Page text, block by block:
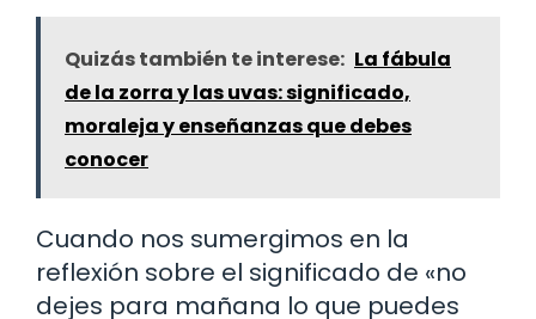
Quizás también te interese: La fábula
de la zorra y las uvas: significado,
moraleja y enseñanzas que debes
conocer
Cuando nos sumergimos en la
reflexión sobre el significado de «no
dejes para mañana lo que puedes